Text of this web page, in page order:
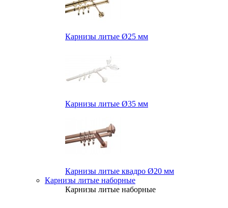
Карнизы литые Ø25 мм
Карнизы литые Ø35 мм
Карнизы литые квадро Ø20 мм
Карнизы литые наборные
Карнизы литые наборные